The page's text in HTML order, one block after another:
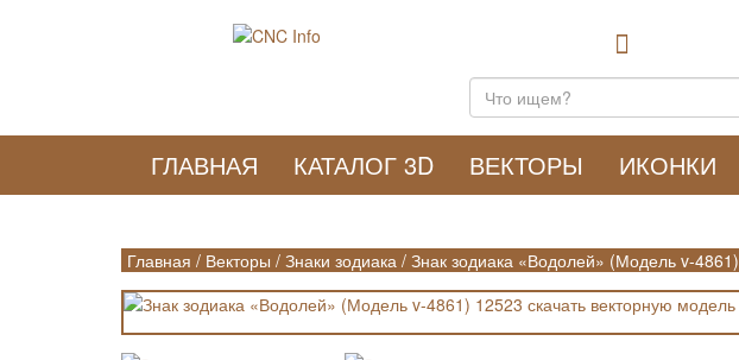
ГЛАВНАЯ КАТАЛОГ 3D ВЕКТОРЫ ИКОНКИ
Главная / Векторы / Знаки зодиака / Знак зодиака «Водолей» (Модель v-4861)